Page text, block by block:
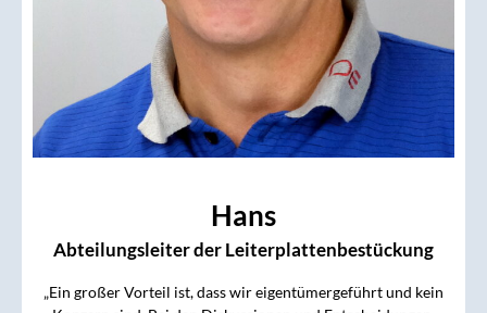
Hans
Abteilungsleiter der Leiterplattenbestückung
„Ein großer Vorteil ist, dass wir eigentümergeführt und kein